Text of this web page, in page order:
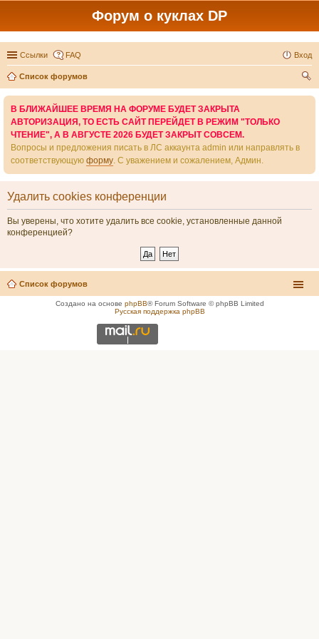
Форум о куклах DP
Ссылки FAQ Вход
Список форумов
В БЛИЖАЙШЕЕ ВРЕМЯ НА ФОРУМЕ БУДЕТ ЗАКРЫТА
АВТОРИЗАЦИЯ, ТО ЕСТЬ САЙТ ПЕРЕЙДЕТ В РЕЖИМ "ТОЛЬКО
ЧТЕНИЕ", А В АВГУСТЕ 2026 БУДЕТ ЗАКРЫТ СОВСЕМ.
Вопросы и предложения писать в ЛС аккаунта admin или направлять в
соответствующую форму. С уважением и сожалением, Админ.
Удалить cookies конференции
Вы уверены, что хотите удалить все cookie, установленные данной
конференцией?
Список форумов
Создано на основе phpBB® Forum Software © phpBB Limited
Русская поддержка phpBB